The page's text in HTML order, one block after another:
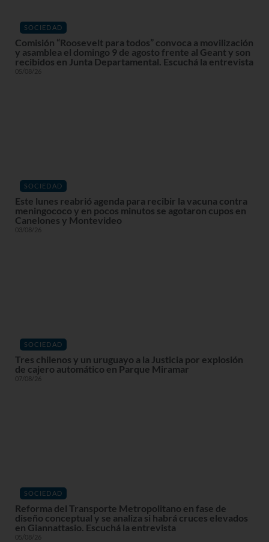
SOCIEDAD
Comisión “Roosevelt para todos” convoca a movilización
y asamblea el domingo 9 de agosto frente al Geant y son
recibidos en Junta Departamental. Escuchá la entrevista
05/08/26
SOCIEDAD
Este lunes reabrió agenda para recibir la vacuna contra
meningococo y en pocos minutos se agotaron cupos en
Canelones y Montevideo
03/08/26
SOCIEDAD
Tres chilenos y un uruguayo a la Justicia por explosión
de cajero automático en Parque Miramar
07/08/26
SOCIEDAD
Reforma del Transporte Metropolitano en fase de
diseño conceptual y se analiza si habrá cruces elevados
en Giannattasio. Escuchá la entrevista
05/08/26